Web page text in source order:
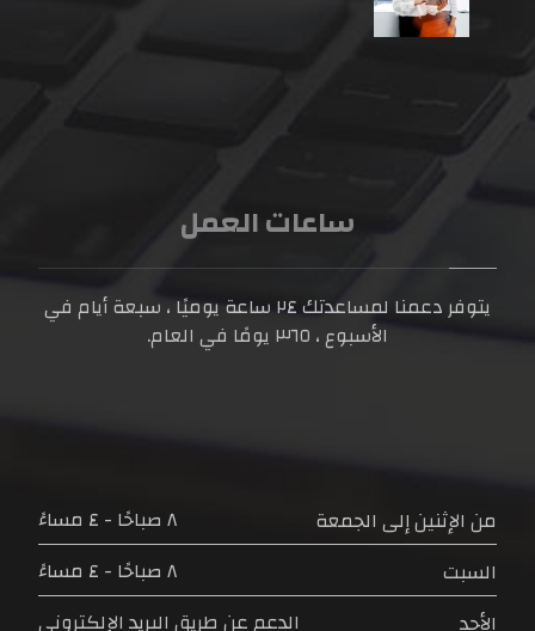
ساعات العمل
يتوفر دعمنا لمساعدتك٢٤ ساعة
يوميًا ، سبعة أيام في
الأسبوع ، ٣٦٥ يومًا في العام.
من الإثنين إلى الجمعة
٨ صباحًا - ٤ مساءً
السبت
٨ صباحًا - ٤ مساءً
الأحد
الدعم عن طريق البريد الإلكتروني